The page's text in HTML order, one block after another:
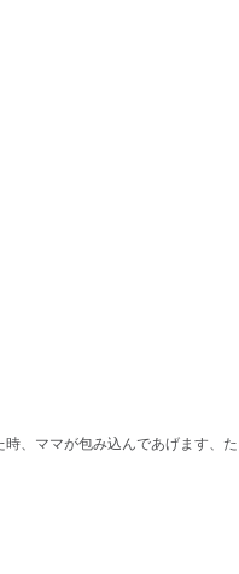
、ママが包み込んであげます、た